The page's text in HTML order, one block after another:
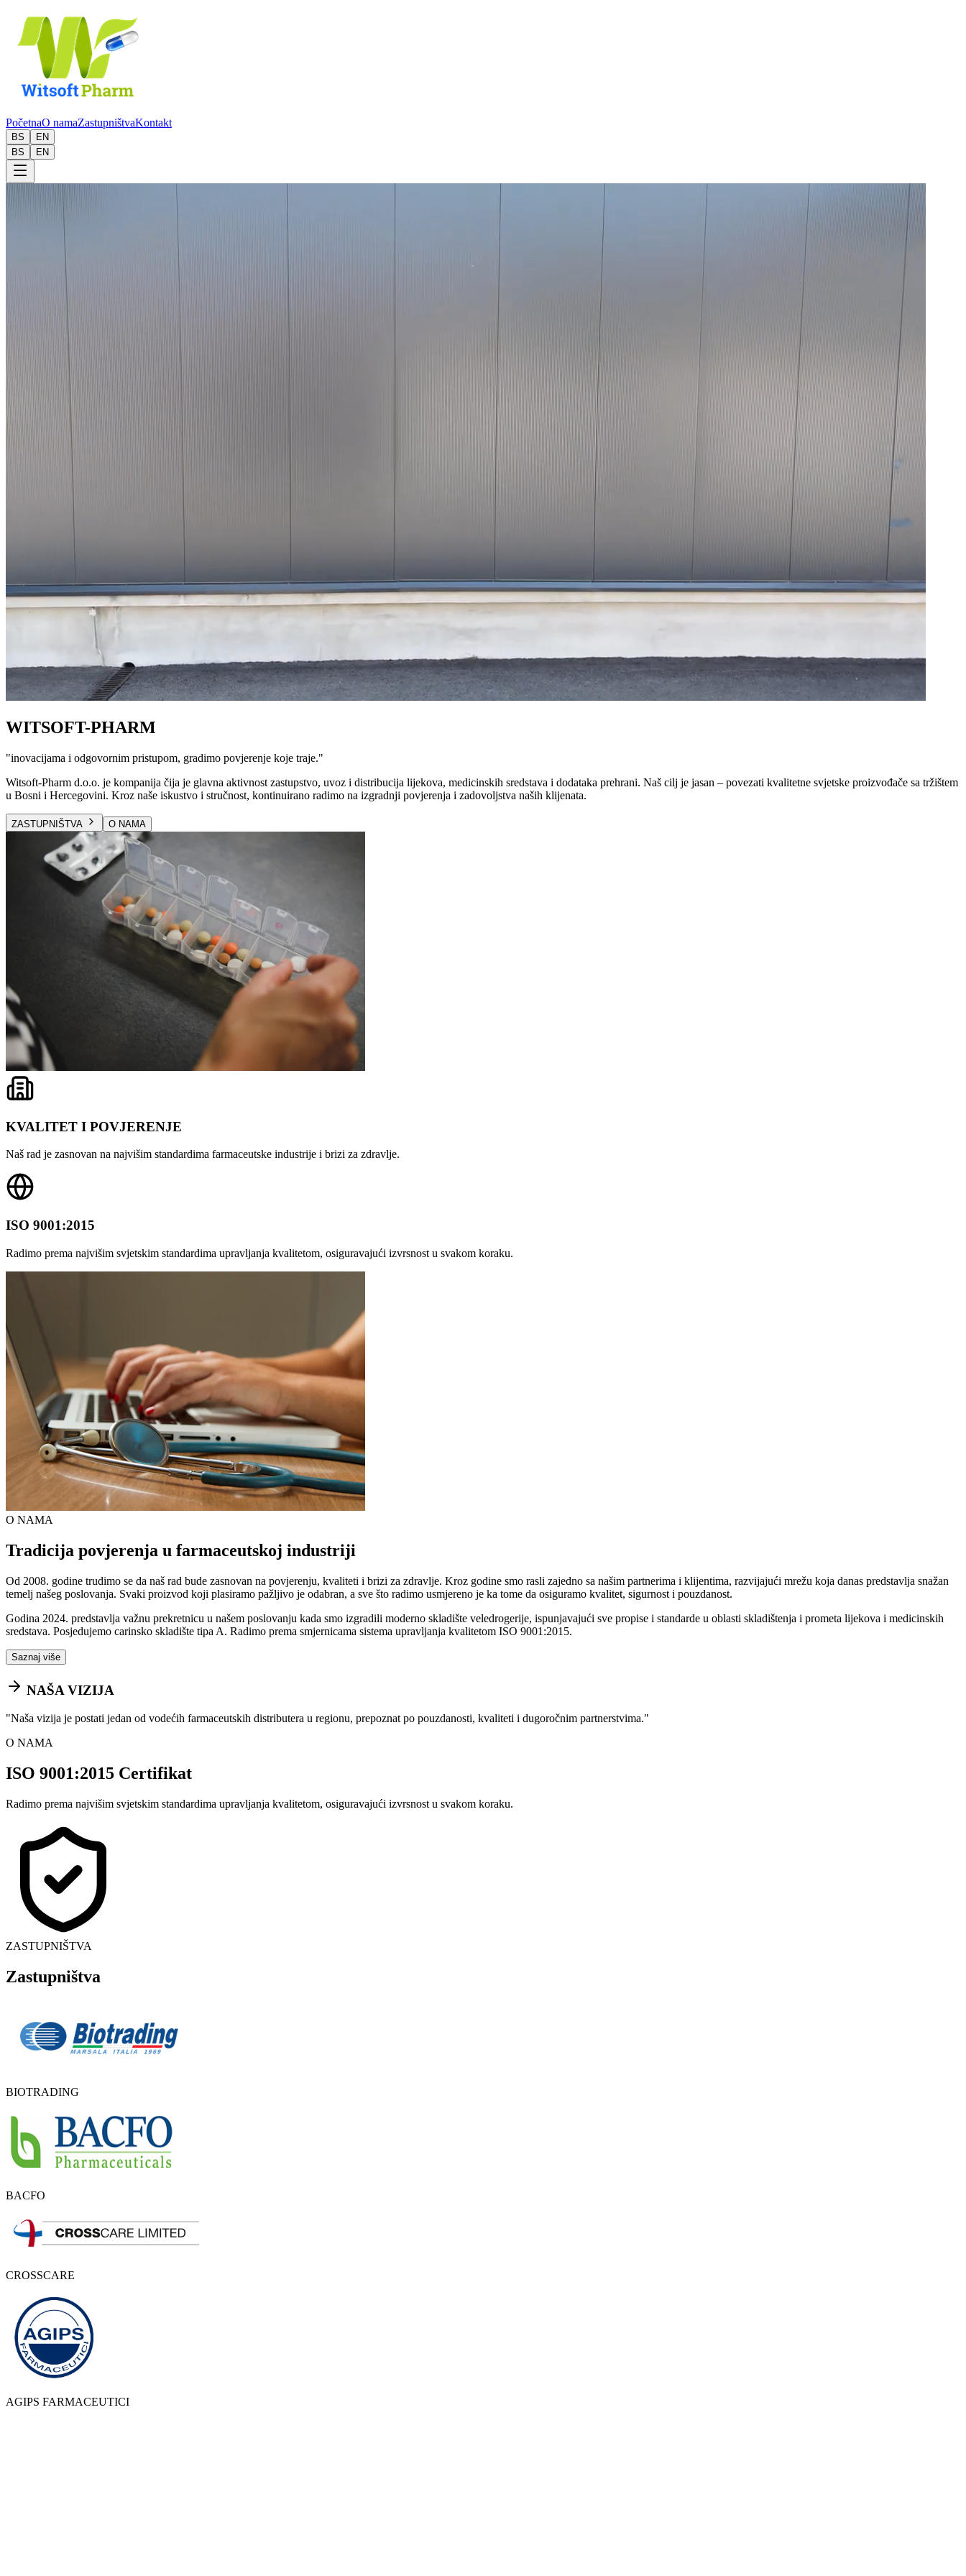
PočetnaO namaZastupništvaKontakt
BS
EN
BS
EN
WITSOFT-PHARM
"inovacijama i odgovornim pristupom, gradimo povjerenje koje traje."
Witsoft-Pharm d.o.o. je kompanija čija je glavna aktivnost zastupstvo, uvoz i distribucija lijekova, medicinskih sredstava i dodataka prehrani. Naš cilj je jasan – povezati kvalitetne svjetske proizvođače sa tržištem
u Bosni i Hercegovini. Kroz naše iskustvo i stručnost, kontinuirano radimo na izgradnji povjerenja i zadovoljstva naših klijenata.
ZASTUPNIŠTVA O NAMA
KVALITET I POVJERENJE
Naš rad je zasnovan na najvišim standardima farmaceutske industrije i brizi za zdravlje.
ISO 9001:2015
Radimo prema najvišim svjetskim standardima upravljanja kvalitetom, osiguravajući izvrsnost u svakom koraku.
O NAMA
Tradicija povjerenja u farmaceutskoj industriji
Od 2008. godine trudimo se da naš rad bude zasnovan na povjerenju, kvaliteti i brizi za zdravlje. Kroz godine smo rasli zajedno sa našim partnerima i klijentima, razvijajući mrežu koja danas predstavlja snažan
temelj našeg poslovanja. Svaki proizvod koji plasiramo pažljivo je odabran, a sve što radimo usmjereno je ka tome da osiguramo kvalitet, sigurnost i pouzdanost.
Godina 2024. predstavlja važnu prekretnicu u našem poslovanju kada smo izgradili moderno skladište veledrogerije, ispunjavajući sve propise i standarde u oblasti skladištenja i prometa lijekova i medicinskih
sredstava. Posjedujemo carinsko skladište tipa A. Radimo prema smjernicama sistema upravljanja kvalitetom ISO 9001:2015.
Saznaj više
NAŠA VIZIJA
"Naša vizija je postati jedan od vodećih farmaceutskih distributera u regionu, prepoznat po pouzdanosti, kvaliteti i dugoročnim partnerstvima."
O NAMA
ISO 9001:2015 Certifikat
Radimo prema najvišim svjetskim standardima upravljanja kvalitetom, osiguravajući izvrsnost u svakom koraku.
ZASTUPNIŠTVA
Zastupništva
BIOTRADING
BACFO
CROSSCARE
AGIPS FARMACEUTICI